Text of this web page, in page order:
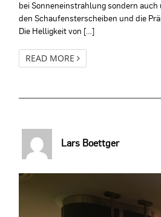
bei Sonneneinstrahlung sondern
den Schaufensterscheiben und die
Die Helligkeit von […]
READ MORE
Lars Boettger